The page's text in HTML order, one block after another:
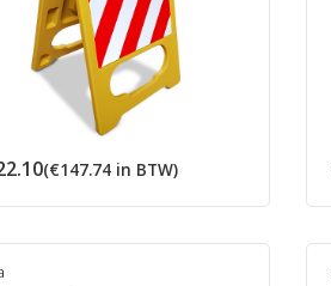
(€147.74 in BTW)